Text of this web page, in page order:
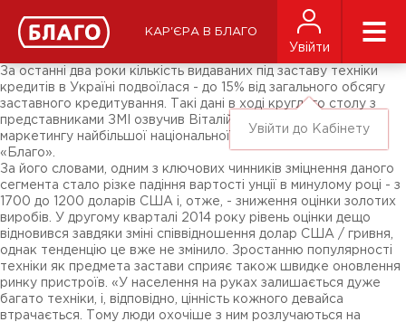
КАР'ЄРА В БЛАГО
Увійти
Увійти до Кабінету
ЗМІ про нас
Підписники соц-мереж
Ярмарки
За останні два роки кількість видаваних під заставу техніки
кредитів в Україні подвоїлася - до 15% від загального обсягу
заставного кредитування. Такі дані в ході круглого столу з
представниками ЗМІ озвучив Віталій Соловйов, директор з
маркетингу найбільшої національної мережі ломбардів
«Благо».
За його словами, одним з ключових чинників зміцнення даного
сегмента стало різке падіння вартості унції в минулому році - з
1700 до 1200 доларів США і, отже, - зниження оцінки золотих
виробів. У другому кварталі 2014 року рівень оцінки дещо
відновився завдяки зміні співвідношення долар США / гривня,
однак тенденцію це вже не змінило. Зростанню популярності
техніки як предмета застави сприяє також швидке оновлення
ринку пристроїв. «У населення на руках залишається дуже
багато техніки, і, відповідно, цінність кожного девайса
втрачається. Тому люди охочіше з ним розлучаються на